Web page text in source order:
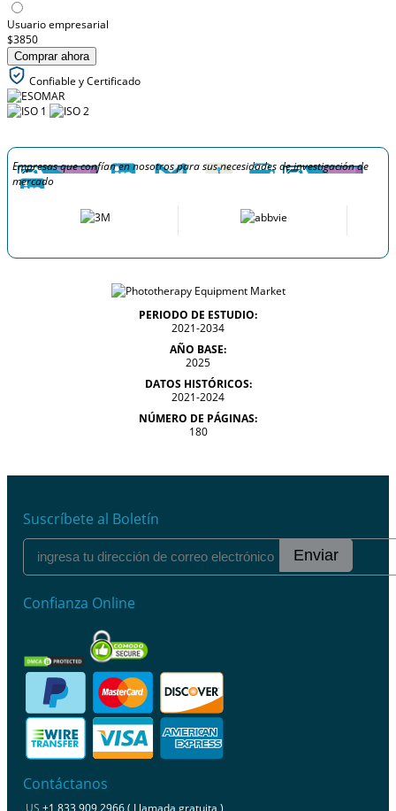
Usuario empresarial
$3850
Comprar ahora
Confiable y Certificado
Empresas que confían en nosotros para sus necesidades de investigación de
mercado
PERIODO DE ESTUDIO:
2021-2034
AÑO BASE:
2025
DATOS HISTÓRICOS:
2021-2024
NÚMERO DE PÁGINAS:
180
Suscríbete al Boletín
Enviar
Confianza Online
Contáctanos
US +1 833 909 2966 ( Llamada gratuita )